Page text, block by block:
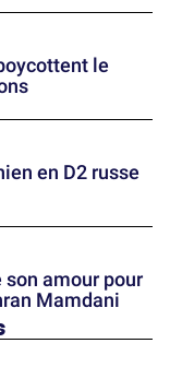
le
en D2 russe
amour pour
Mamdani